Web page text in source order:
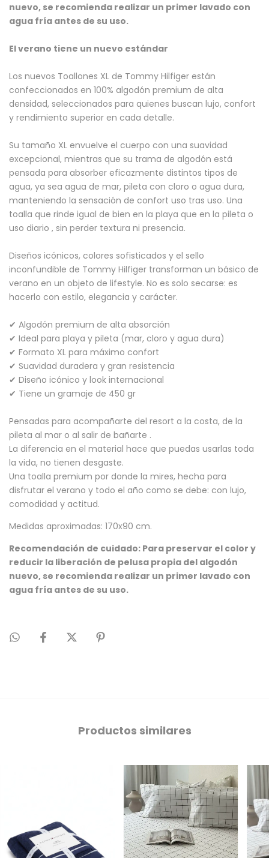
nuevo, se recomienda realizar un primer lavado con
agua fría antes de su uso.
El verano tiene un nuevo estándar
Los nuevos Toallones XL de Tommy Hilfiger están
confeccionados en 100% algodón premium de alta
densidad, seleccionados para quienes buscan lujo, confort
y rendimiento superior en cada detalle.
Su tamaño XL envuelve el cuerpo con una suavidad
excepcional, mientras que su trama de algodón está
pensada para absorber eficazmente distintos tipos de
agua, ya sea agua de mar, pileta con cloro o agua dura,
manteniendo la sensación de confort uso tras uso. Una
toalla que rinde igual de bien en la playa que en la pileta o
uso diario , sin perder textura ni presencia.
Diseños icónicos, colores sofisticados y el sello
inconfundible de Tommy Hilfiger transforman un básico de
verano en un objeto de lifestyle. No es solo secarse: es
hacerlo con estilo, elegancia y carácter.
✔ Algodón premium de alta absorción
✔ Ideal para playa y pileta (mar, cloro y agua dura)
✔ Formato XL para máximo confort
✔ Suavidad duradera y gran resistencia
✔ Diseño icónico y look internacional
✔ Tiene un gramaje de 450 gr
Pensadas para acompañarte del resort a la costa, de la
pileta al mar o al salir de bañarte .
La diferencia en el material hace que puedas usarlas toda
la vida, no tienen desgaste.
Una toalla premium por donde la mires, hecha para
disfrutar el verano y todo el año como se debe: con lujo,
comodidad y actitud.
Medidas aproximadas: 170x90 cm.
Recomendación de cuidado: Para preservar el color y
reducir la liberación de pelusa propia del algodón
nuevo, se recomienda realizar un primer lavado con
agua fría antes de su uso.
Productos similares